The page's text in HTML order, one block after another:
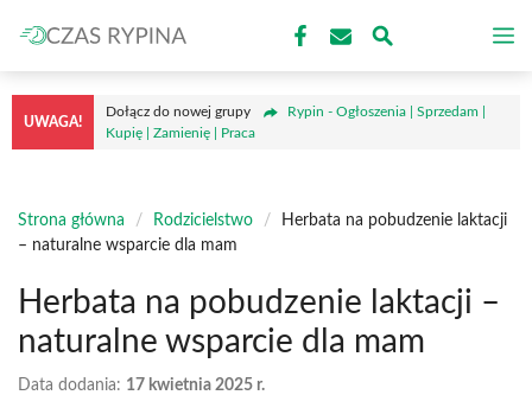
do
treści
UWAGA!
Dołącz do nowej grupy
Rypin - Ogłoszenia | Sprzedam |
Kupię | Zamienię | Praca
Strona główna / Rodzicielstwo /
Herbata na pobudzenie laktacji
– naturalne wsparcie dla mam
Herbata na pobudzenie laktacji –
naturalne wsparcie dla mam
Data dodania: 17 kwietnia 2025 r.